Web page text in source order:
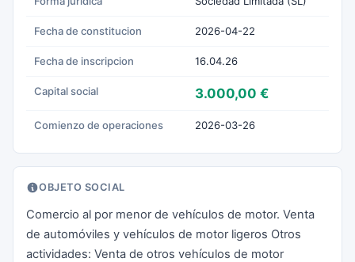
Fecha de constitucion 2026-04-22
Fecha de inscripcion 16.04.26
Capital social 3.000,00 €
Comienzo de operaciones 2026-03-26
OBJETO SOCIAL
Comercio al por menor de vehículos de motor. Venta
de automóviles y vehículos de motor ligeros Otros
actividades: Venta de otros vehículos de motor